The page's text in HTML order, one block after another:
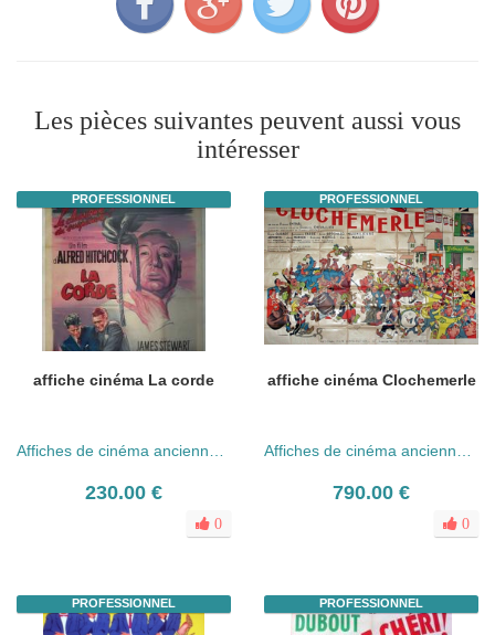
Les pièces suivantes peuvent aussi vous
intéresser
PROFESSIONNEL
affiche cinéma La corde
Affiches de cinéma anciennes (années 30 - 80)
230.00 €
0
PROFESSIONNEL
affiche cinéma Clochemerle
Affiches de cinéma anciennes (années 30 - 80)
790.00 €
0
PROFESSIONNEL PROFESSIONNEL